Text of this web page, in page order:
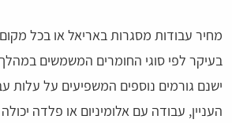
מחיר עבודות מסגרות באריאל או בכל
בעיקר לפי סוגי החומרים המשמשים
ישנם גורמים נוספים המשפיעים על עלות
העניין, עבודה עם אלומיניום או פלדה